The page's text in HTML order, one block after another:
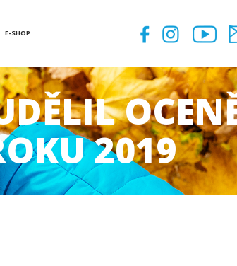
E-SHOP
2019